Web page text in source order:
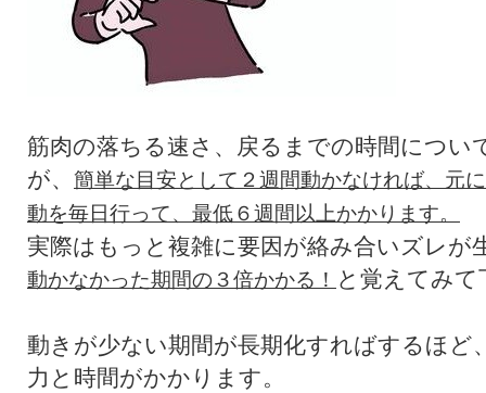
筋肉の落ちる速さ、戻るまでの時間につい
が、 簡単な目安として２週間動かなければ、元
動を毎日行って、最低６週間以上かかります。
実際はもっと複雑に要因が絡み合いズレが
動かなかった期間の３倍かかる！ と覚えてみ
動きが少ない期間が長期化すればするほど
力と時間がかかります。